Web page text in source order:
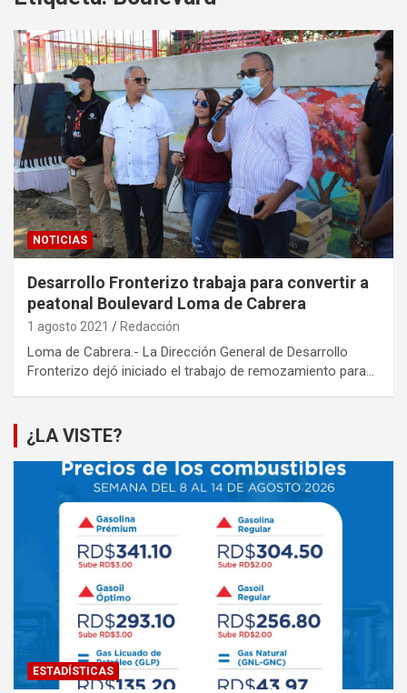
NOTICIAS
Desarrollo Fronterizo trabaja para convertir a
peatonal Boulevard Loma de Cabrera
1 agosto 2021 Redacción
Loma de Cabrera.- La Dirección General de Desarrollo
Fronterizo dejó iniciado el trabajo de remozamiento para…
¿LA VISTE?
ESTADÍSTICAS